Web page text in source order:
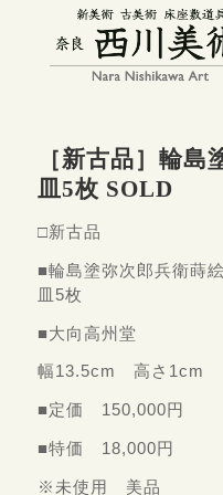
［新古品］輪島
皿5枚 SOLD
□新古品
■輪島塗弥次郎兵衛蒔
皿5枚
■大向高州堂
幅13.5cm 高さ1cm
■定価 150,000円
■特価 18,000円
※未使用 美品